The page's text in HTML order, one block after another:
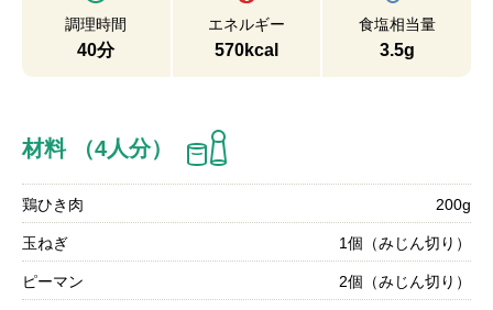
調理時間
40分
エネルギー
570kcal
食塩相当量
3.5g
材料 （4人分）
鶏ひき肉 200g
玉ねぎ 1個（みじん切り）
ピーマン 2個（みじん切り）